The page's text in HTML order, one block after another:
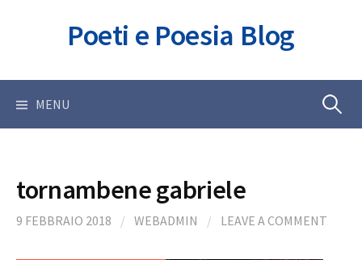
Poeti e Poesia Blog
MENU Ricerca
tornambene gabriele
9 FEBBRAIO 2018 / WEBADMIN / LEAVE A COMMENT